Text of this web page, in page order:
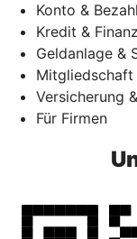
Konto &
Kredit &
Geldanlage &
Mitgliedschaft
Versicherung
Für Firmen